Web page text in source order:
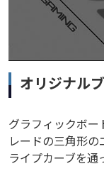
オリジナル
グラフィックボ
レードの三角形
ライプカーブを通